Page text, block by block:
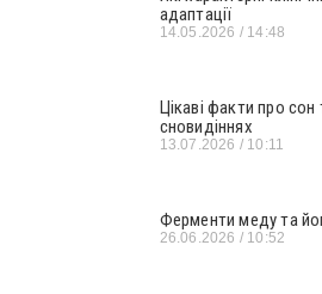
адаптації
14.05.2026 14:48
Цікаві факти про
сновидіннях
13.07.2026 10:11
Ферменти меду та
26.06.2026 10:52